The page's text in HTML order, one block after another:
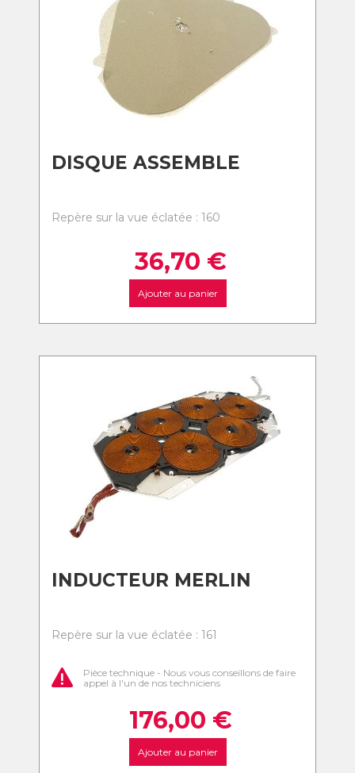
DISQUE ASSEMBLE
Repère sur la vue éclatée : 160
36,70 €
Ajouter au panier
INDUCTEUR MERLIN
Repère sur la vue éclatée : 161
Pièce technique - Nous vous conseillons de faire
appel à l'un de nos techniciens
176,00 €
Ajouter au panier